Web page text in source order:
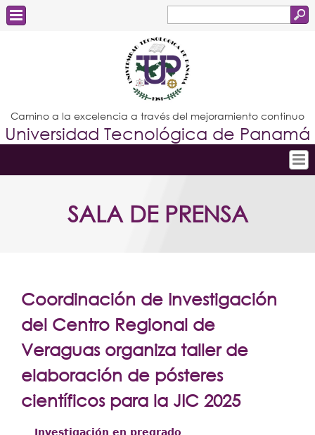
de
búsqueda
Estudiantes
Docentes
Administrativos
Graduados
Camino a la excelencia a través del mejoramiento continuo
Universidad Tecnológica de Panamá
Conoce la UTP
Postgrados
Extensión
Facultades
Centros Regionales
Servicios
SALA DE PRENSA
Coordinación de Investigación
del Centro Regional de
Veraguas organiza taller de
elaboración de pósteres
científicos para la JIC 2025
Investigación en pregrado